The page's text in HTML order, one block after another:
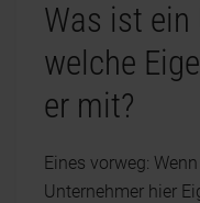
Was ist ein
welche
er mit?
Eines vorweg:
Unternehmer hier